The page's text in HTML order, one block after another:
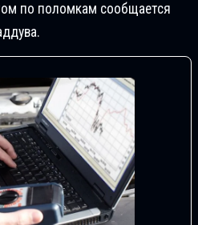
по поломкам сообщается